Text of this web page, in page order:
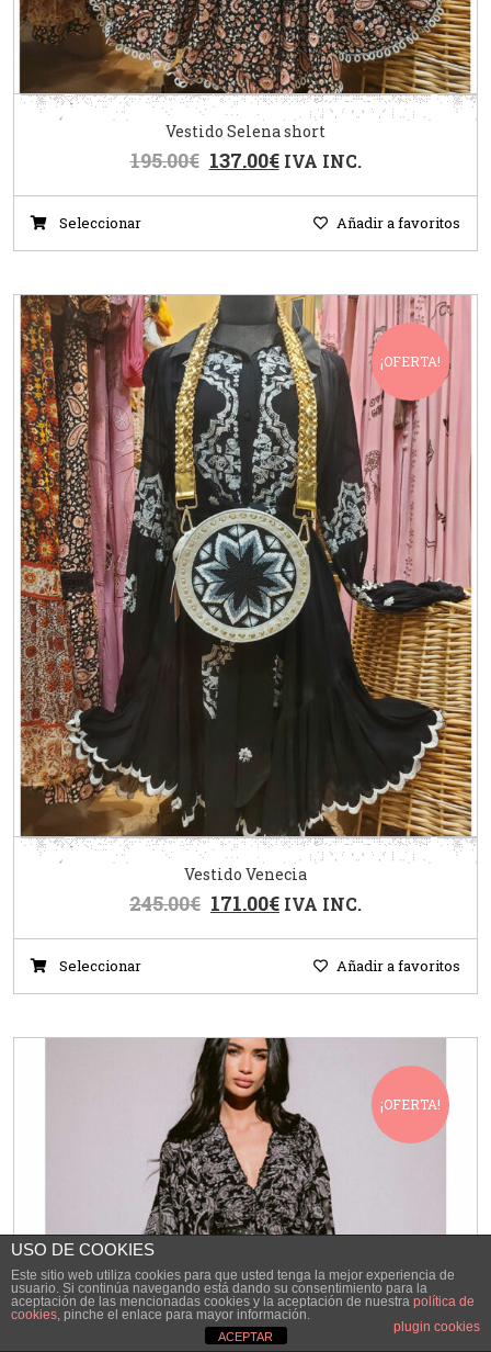
Vestido Selena short
195.00€ 137.00€ IVA INC.
Seleccionar Añadir a favoritos
¡OFERTA!
Vestido Venecia
245.00€ 171.00€ IVA INC.
Seleccionar Añadir a favoritos
¡OFERTA!
USO DE COOKIES
Este sitio web utiliza cookies para que usted tenga la mejor experiencia de
usuario. Si continúa navegando está dando su consentimiento para la
aceptación de las mencionadas cookies y la aceptación de nuestra política de
cookies, pinche el enlace para mayor información.
plugin cookies
ACEPTAR